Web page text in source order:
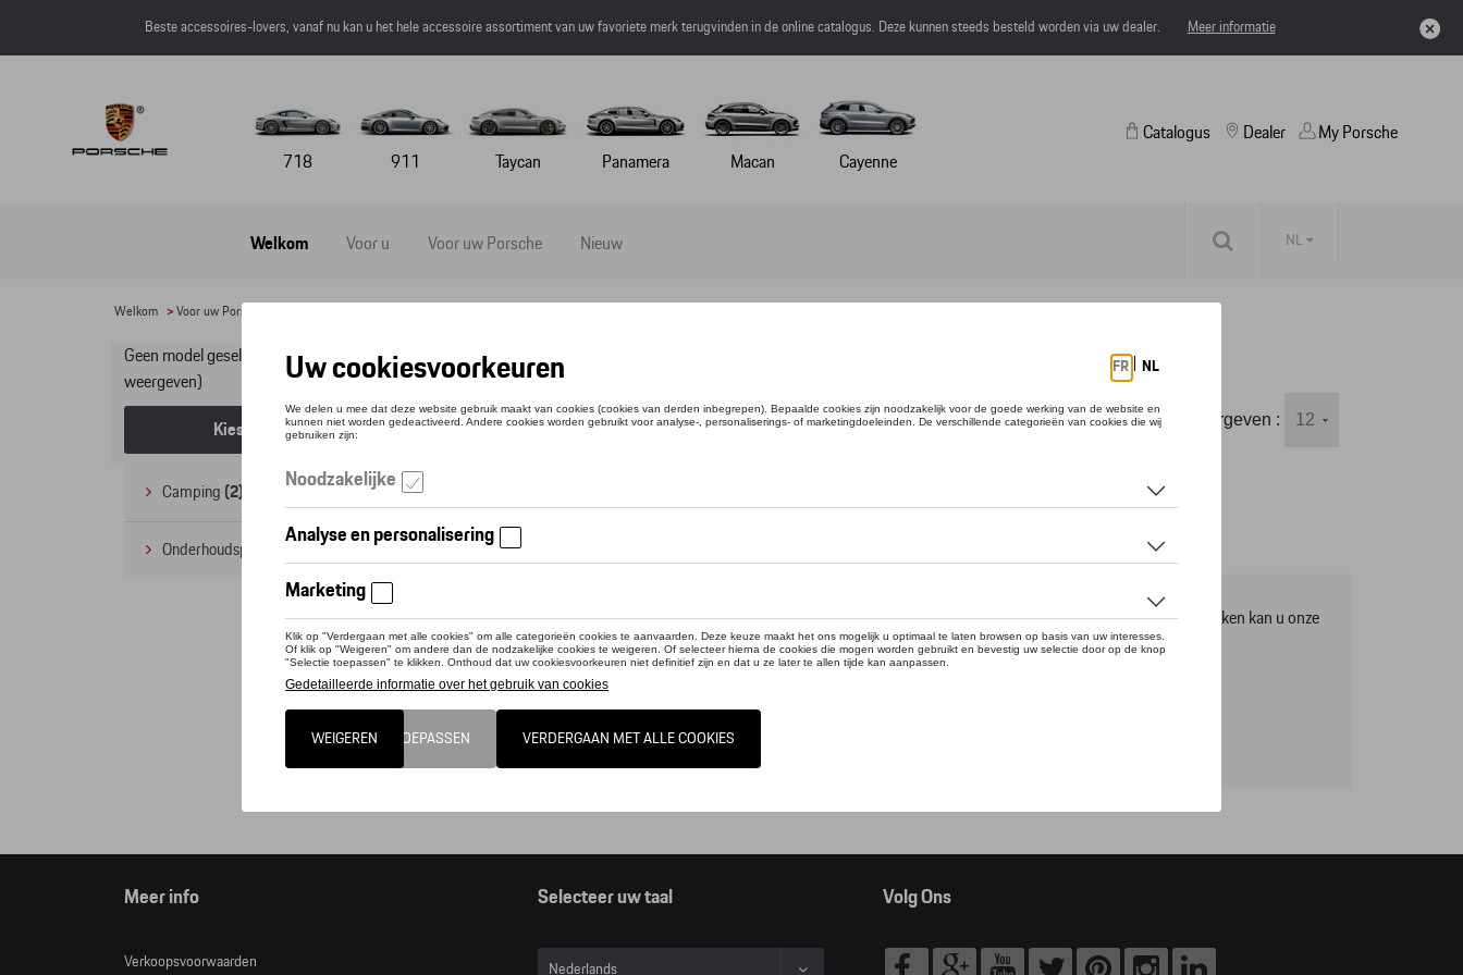
Beste accessoires-lovers, vanaf nu kan u het hele accessoire assortiment van uw favoriete merk terugvinden in de online catalogus. Deze kunnen steeds besteld worden via uw dealer. Meer informatie
718 911 Taycan Panamera Macan Cayenne
Catalogus
Welkom Voor u Voor uw Porsche Nieuw
Dealer My Porsche
NL
Welkom >Voor uw Porsche
Geen model geselecteerd (Alles
weergeven)
Kies een model
Camping (2)
Onderhoudsproducten (1)
Eco Collectie
Weergeven :
Deze online shop biedt u enkel een selectie uit ons Tequipment accessoire gamma, om het volledige gamma te ontdekken kan u onze
Tequipment accessoire zoeker raadplegen.
Opgelet, door op deze link te klikken verlaat u de online shop en kan u dus geen artikels online bestellen.
Catalogus Porsche
Meer info
Verkoopsvoorwaarden
Selecteer uw taal
Nederlands
Volg Ons